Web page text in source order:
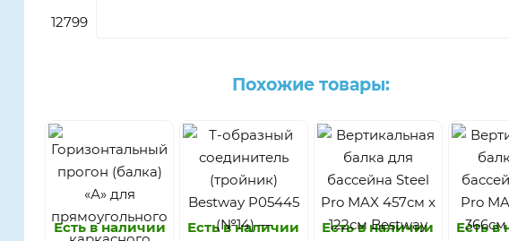
Похожие товары:
Есть в наличии Есть в наличии Есть в наличии Есть в